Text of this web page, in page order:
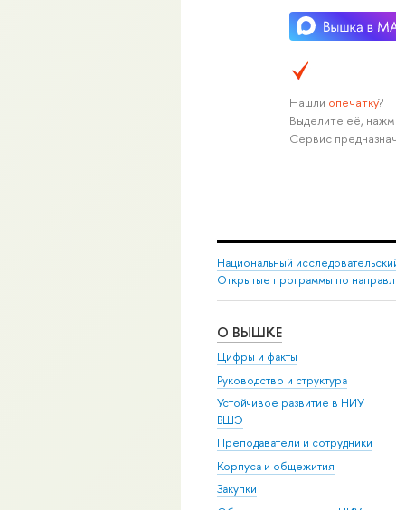
Нашли опечатку?
Выделите её,
Сервис
Национальный
Открытые программы по
О ВЫШКЕ
Цифры и факты
Руководство и структура
Устойчивое развитие в НИУ
ВШЭ
Преподаватели и сотрудники
Корпуса и общежития
Закупки